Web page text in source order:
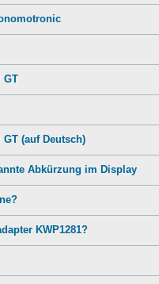
GT
(auf Deutsch)
Abkürzung im Display
KWP1281?